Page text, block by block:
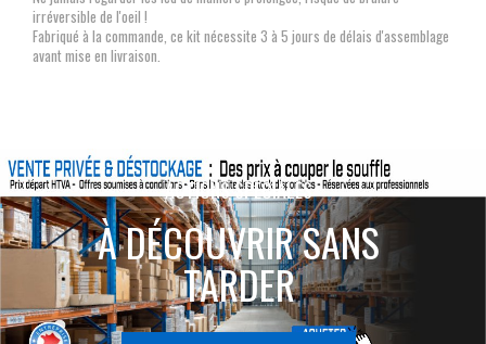
irréversible de l'oeil !
Fabriqué à la commande, ce kit nécessite 3 à 5 jours de délais d'assemblage
avant mise en livraison.
ACTIONS SPÉCIALES
À DÉCOUVRIR SANS
TARDER